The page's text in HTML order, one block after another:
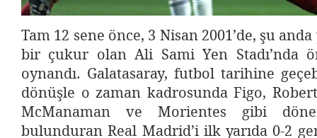
Tam 12 sene önce, 3 Nisan 2001’de, şu
bir çukur olan Ali Sami Yen Stadı’nda
oynandı. Galatasaray, futbol tarihine
dönüşle o zaman kadrosunda Figo,
McManaman ve Morientes gibi
bulunduran Real Madrid’i ilk yarıda 0-2